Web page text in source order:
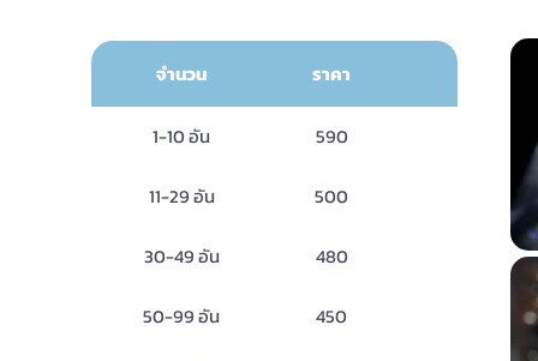
จำนวน ราคา
1-10 อัน 590
11-29 อัน 500
30-49 อัน 480
50-99 อัน 450